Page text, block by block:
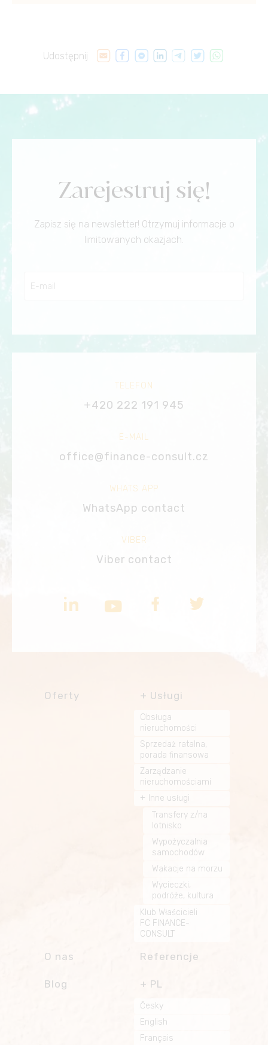
Udostępnij
Zarejestruj się!
Zapisz się na newsletter! Otrzymuj informacje o
limitowanych okazjach.
TELEFON
+420 222 191 945
E-MAIL
office@finance-consult.cz
WHATS APP
WhatsApp contact
VIBER
Viber contact
Oferty Usługi
Obsługa
nieruchomości
Sprzedaż ratalna,
porada finansowa
Zarządzanie
nieruchomościami
Inne usługi
Transfery z/na
lotnisko
Wypożyczalnia
samochodów
Wakacje na morzu
Wycieczki,
podróże, kultura
Klub Właścicieli
FC FINANCE-
CONSULT
O nas Referencje
Blog PL
Česky
English
Français